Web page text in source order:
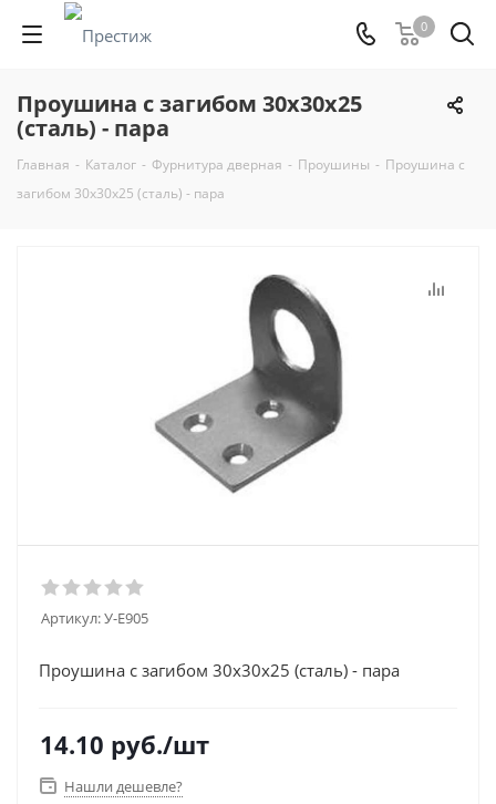
0
Проушина с загибом 30х30х25
(сталь) - пара
Главная - Каталог - Фурнитура дверная - Проушины - Проушина с
загибом 30х30х25 (сталь) - пара
Артикул:У-Е905
Проушина с загибом 30х30х25 (сталь) - пара
14.10 руб./шт
Нашли дешевле?